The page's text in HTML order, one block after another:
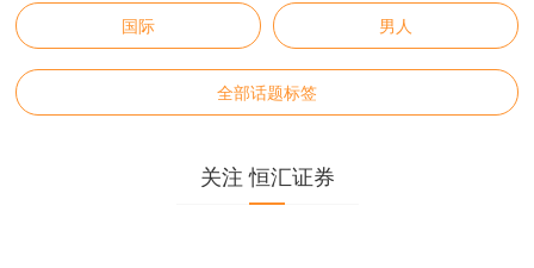
国际 男人
全部话题标签
关注 恒汇证券